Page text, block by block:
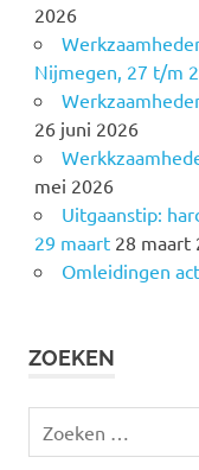
2026
Nijmegen, 27 t/m
26 juni 2026
mei 2026
Uitgaanstip:
29 maart 28 maart
Omleidingen
ZOEKEN